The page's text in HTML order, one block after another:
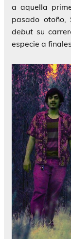
a aquella
pasado otoño,
debut su
especie a